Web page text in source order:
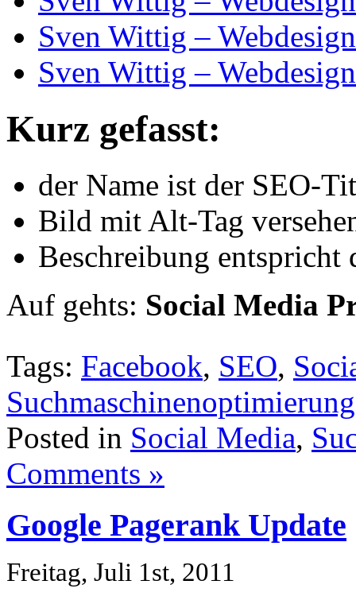
Sven Wittig –
Sven Wittig –
Kurz gefasst:
der Name ist der SEO-
Bild mit Alt-Tag
Beschreibung entspricht
Auf gehts: Social Media
Tags: Facebook, SEO,
Suchmaschinenoptimierung
Posted in Social Media,
Comments »
Google Pagerank Update
Freitag, Juli 1st, 2011